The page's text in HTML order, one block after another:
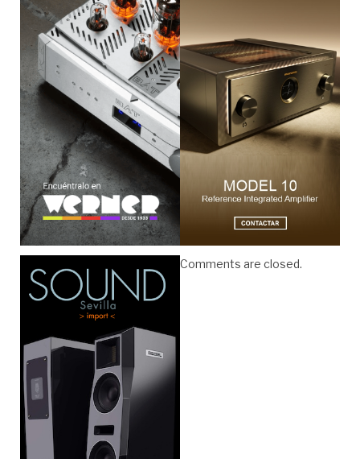
Comments are closed.